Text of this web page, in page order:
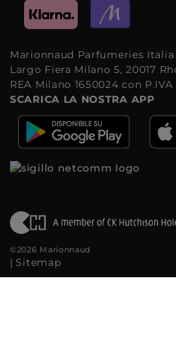
Marionnaud Parfumeries Italia
Largo Fiera Milano 5, 20017
REA Milano 1650024 con P.IVA
SCARICA LA NOSTRA APP
©2026 Marionnaud
| Sitemap